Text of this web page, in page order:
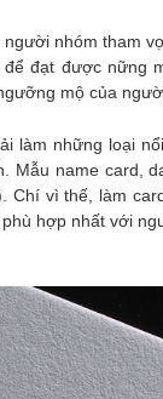
nhóm tham
đạt được nững
mộ của
làm những loại
Mẫu name card,
Chí vì thế, làm
hợp nhất với